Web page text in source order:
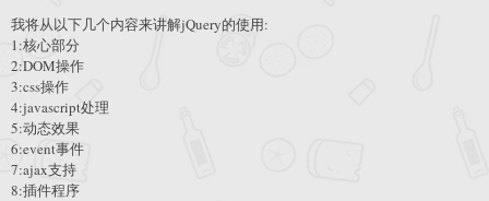
我将从以下几个内容来讲解jQuery的使用:
1:核心部分
2:DOM操作
3:css操作
4:javascript处理
5:动态效果
6:event事件
7:ajax支持
8:插件程序